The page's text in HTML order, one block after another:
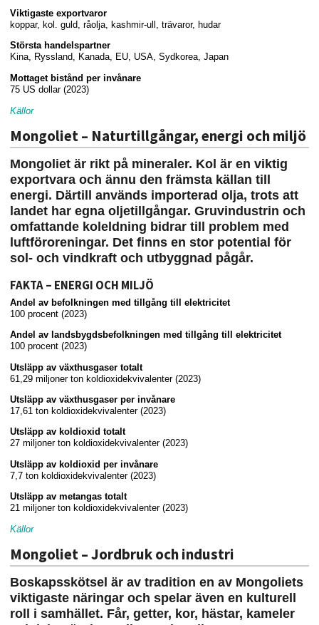
Viktigaste exportvaror
koppar, kol. guld, råolja, kashmir-ull, trävaror, hudar
Största handelspartner
Kina, Ryssland, Kanada, EU, USA, Sydkorea, Japan
Mottaget bistånd per invånare
75 US dollar (2023)
Källor
Mongoliet – Naturtillgångar, energi och miljö
Mongoliet är rikt på mineraler. Kol är en viktig
exportvara och ännu den främsta källan till
energi. Därtill används importerad olja, trots att
landet har egna oljetillgångar. Gruvindustrin och
omfattande koleldning bidrar till problem med
luftföroreningar. Det finns en stor potential för
sol- och vindkraft och utbyggnad pågår.
FAKTA – ENERGI OCH MILJÖ
Andel av befolkningen med tillgång till elektricitet
100 procent (2023)
Andel av landsbygdsbefolkningen med tillgång till elektricitet
100 procent (2023)
Utsläpp av växthusgaser totalt
61,29 miljoner ton koldioxidekvivalenter (2023)
Utsläpp av växthusgaser per invånare
17,61 ton koldioxidekvivalenter (2023)
Utsläpp av koldioxid totalt
27 miljoner ton koldioxidekvivalenter (2023)
Utsläpp av koldioxid per invånare
7,7 ton koldioxidekvivalenter (2023)
Utsläpp av metangas totalt
21 miljoner ton koldioxidekvivalenter (2023)
Källor
Mongoliet – Jordbruk och industri
Boskapsskötsel är av tradition en av Mongoliets
viktigaste näringar och spelar även en kulturell
roll i samhället. Får, getter, kor, hästar, kameler